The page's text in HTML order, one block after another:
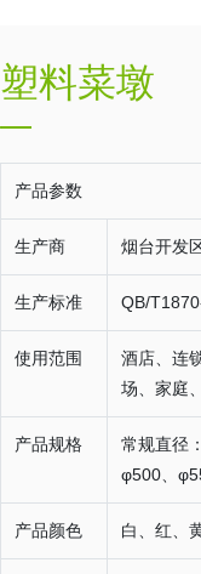
塑料菜墩
产品参数
生产商 烟台开发
生产标准 QB/
使用范围
酒店、连
场、家庭
产品规格
常规直径
φ500、
产品颜色 白、红、